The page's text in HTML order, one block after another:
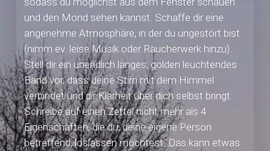
und den Mond sehen kannst. Schaffe dir eine
angenehme Atmosphäre, in der du ungestört bist
(nimm ev. leise Musik oder Räucherwerk hinzu).
Stell dir ein unendlich langes, golden leuchtendes
Band vor, dass deine Stirn mit dem Himmel
verbindet und dir Klarheit über dich selbst bringt.
Schreibe auf einen Zettel nicht mehr als 4
Eigenschaften, die du, deine eigene Person
betreffend, loslassen möchtest. Das kann etwas